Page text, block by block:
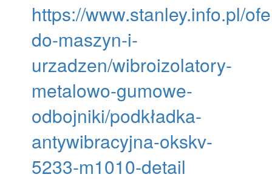
https://www.stanley.info.pl/
do-maszyn-i-
urzadzen/wibroizolatory-
metalowo-gumowe-
odbojniki/podkładka-
antywibracyjna-okskv-
5233-m1010-detail